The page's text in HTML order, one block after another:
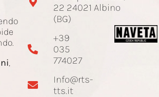
,
22 24021 Albino
(BG)
+39
035
774027
Info@rts-
tts.it